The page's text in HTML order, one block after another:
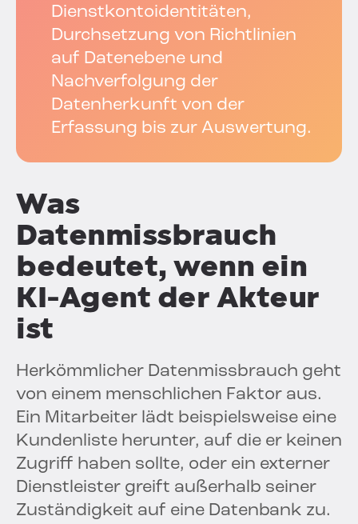
Dienstkontoidentitäten,
Durchsetzung von Richtlinien
auf Datenebene und
Nachverfolgung der
Datenherkunft von der
Erfassung bis zur Auswertung.
Was
Datenmissbrauch
bedeutet, wenn ein
KI-Agent der Akteur
ist
Herkömmlicher Datenmissbrauch geht
von einem menschlichen Faktor aus.
Ein Mitarbeiter lädt beispielsweise eine
Kundenliste herunter, auf die er keinen
Zugriff haben sollte, oder ein externer
Dienstleister greift außerhalb seiner
Zuständigkeit auf eine Datenbank zu.